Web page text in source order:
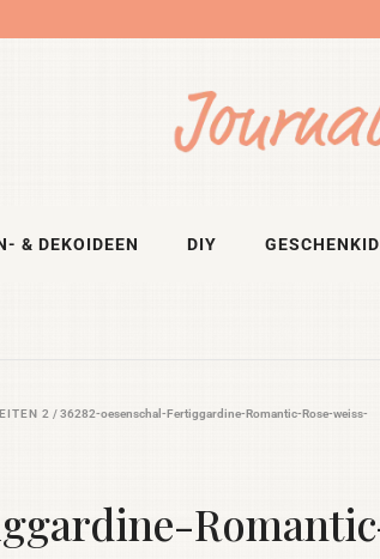
& DEKOIDEEN DIY
2 /36282-oesenschal-Fertiggardine-Romantic-Rose-weiss-